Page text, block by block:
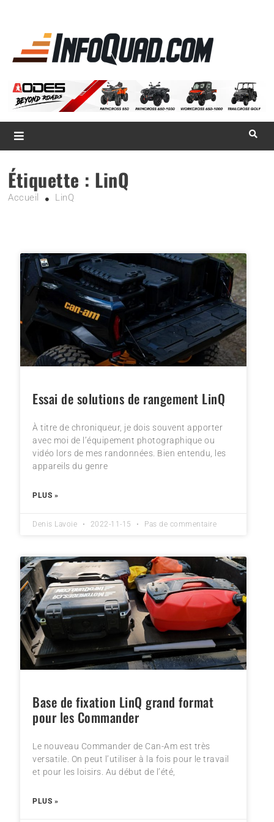
Magazine InfoQuad.com
Étiquette : LinQ
Accueil LinQ
Essai de solutions de rangement LinQ
À titre de chroniqueur, je dois souvent apporter
avec moi de l’équipement photographique ou
vidéo lors de mes randonnées. Bien entendu, les
appareils du genre
PLUS »
Denis Lavoie 2022-11-15 Pas de commentaire
Base de fixation LinQ grand format
pour les Commander
Le nouveau Commander de Can-Am est très
versatile. On peut l’utiliser à la fois pour le travail
et pour les loisirs. Au début de l’été,
PLUS »